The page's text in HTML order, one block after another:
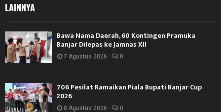
LAINNYA
Bawa Nama Daerah, 60 Kontingen Pramuka
Banjar Dilepas ke Jamnas XII
7 Agustus 2026 0
706 Pesilat Ramaikan Piala Bupati Banjar Cup
2026
8 Agustus 2026 0